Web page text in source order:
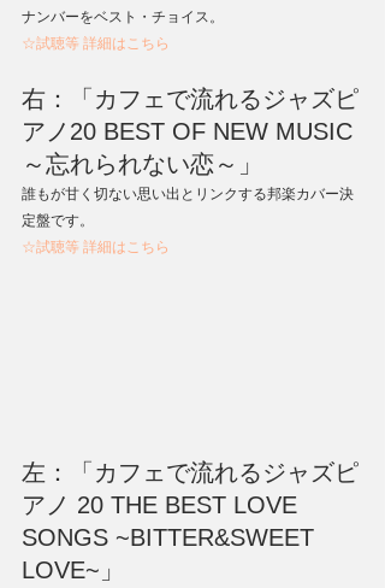
ナンバーをベスト・チョイス。
☆試聴等 詳細はこちら
右：「カフェで流れるジャズピ
アノ20 BEST OF NEW MUSIC
～忘れられない恋～」
誰もが甘く切ない思い出とリンクする邦楽カバー決
定盤です。
☆試聴等 詳細はこちら
左：「カフェで流れるジャズピ
アノ 20 THE BEST LOVE
SONGS ~BITTER&SWEET
LOVE~」